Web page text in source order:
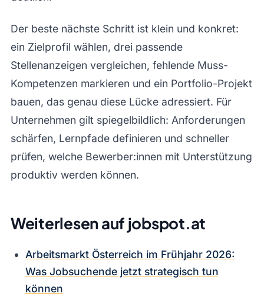
Der beste nächste Schritt ist klein und konkret:
ein Zielprofil wählen, drei passende
Stellenanzeigen vergleichen, fehlende Muss-
Kompetenzen markieren und ein Portfolio-Projekt
bauen, das genau diese Lücke adressiert. Für
Unternehmen gilt spiegelbildlich: Anforderungen
schärfen, Lernpfade definieren und schneller
prüfen, welche Bewerber:innen mit Unterstützung
produktiv werden können.
Weiterlesen auf jobspot.at
Arbeitsmarkt Österreich im Frühjahr 2026:
Was Jobsuchende jetzt strategisch tun
können